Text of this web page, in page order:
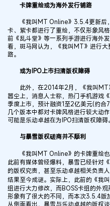
卡牌重绘或为海外发行铺路
《我叫MT Online》3.5.4更新后
卡、紫卡都进行了重绘，不仅形象风
前《乱斗堂》等一系列手游进行海外
看，斑马网认为，《我叫MT》进行
路。
或为IPO上市扫清版权障碍
此外，在2014年2月，《我叫MT
嚣尘上，消息人士称，热门手机游戏
季度上市，预计融资1至2亿美元(约
几个版本中都对卡牌风格进行较大动
可能是乐动卓越在为IPO扫清版权障碍
与暴雪版权磋商并不顺利
《我叫MT Online》的卡牌重绘也
此前有媒体曾经爆料，暴雪已经针对
的版权究责，甚至乐动卓越相关负责
结果至今成谜。实际上，此前的《我
组进行大力修改，而BOSS卡组的外
形象有了很大的不同，而本次3.5.4版
从侧面看出，暴雪与乐动卓越的版权